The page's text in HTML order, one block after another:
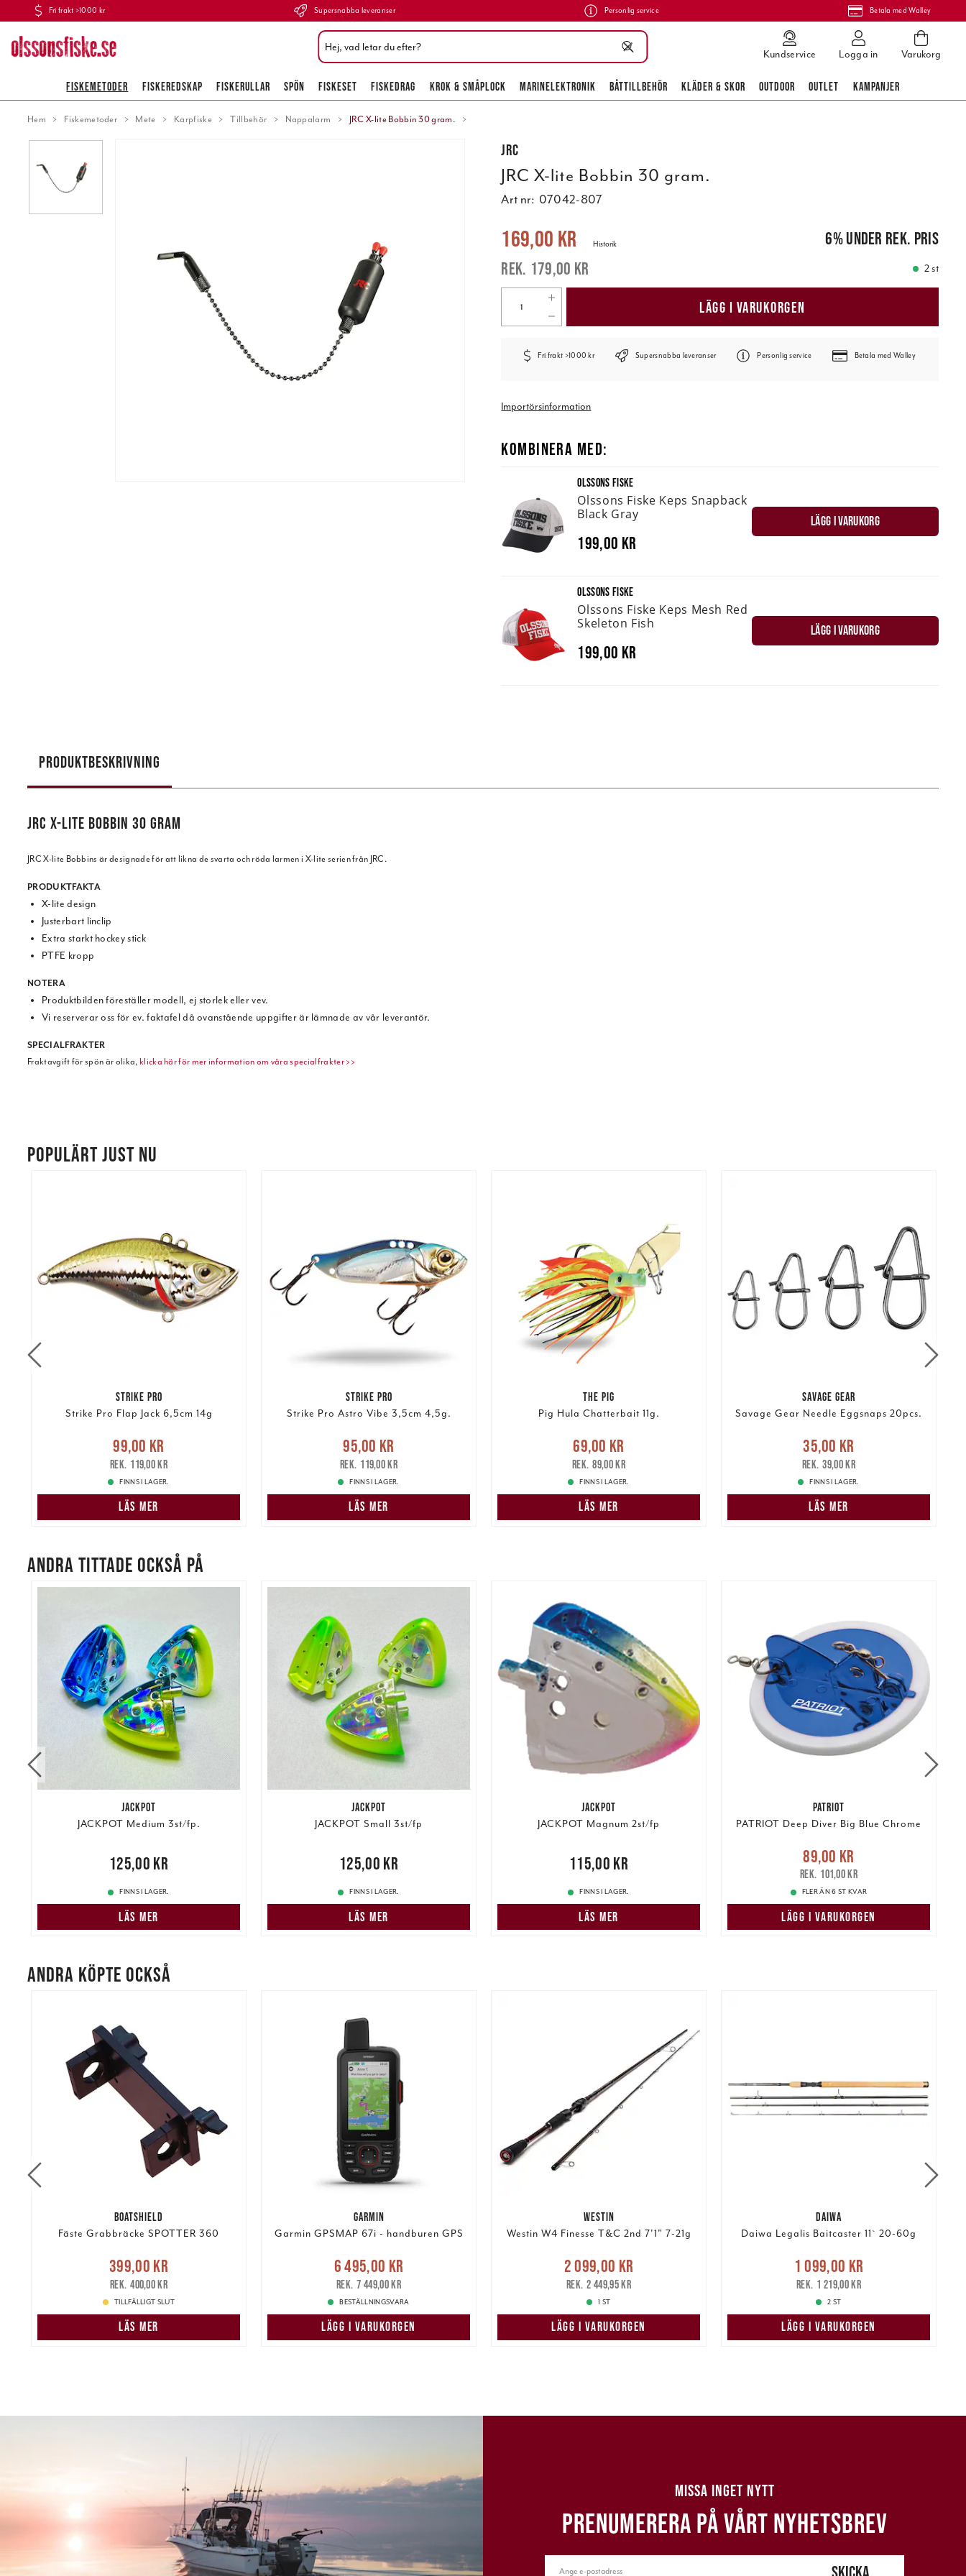
Fri frakt >1000 kr Supersnabba leveranser Personlig service Betala med Walley
Kundservice Logga in Varukorg
FISKEMETODER FISKEREDSKAP FISKERULLAR SPÖN FISKESET FISKEDRAG KROK & SMÅPLOCK MARINELEKTRONIK BÅTTILLBEHÖR KLÄDER & SKOR OUTDOOR OUTLET KAMPANJER
Hem Fiskemetoder Mete Karpfiske Tillbehör Nappalarm JRC X-lite Bobbin 30 gram.
JRC
JRC X-lite Bobbin 30 gram.
Art nr: 07042-807
Nuvarande pris:169,00 kr
169,00 kr
179,00 kr
Historik 6%under rek. pris
2 st
LÄGG I VARUKORGEN
Fri frakt >1000 kr Supersnabba leveranser Personlig service Betala med Walley
Importörsinformation
KOMBINERA MED:
OLSSONS FISKE
Olssons Fiske Keps Snapback
Black Gray
199,00 kr
LÄGG I VARUKORG
OLSSONS FISKE
Olssons Fiske Keps Mesh Red
Skeleton Fish
199,00 kr
LÄGG I VARUKORG
PRODUKTBESKRIVNING
JRC X-LITE BOBBIN 30 GRAM
JRC X-lite Bobbins är designade för att likna de svarta och röda larmen i X-lite serien från JRC.
PRODUKTFAKTA
X-lite design
Justerbart linclip
Extra starkt hockey stick
PTFE kropp
NOTERA
Produktbilden föreställer modell, ej storlek eller vev.
Vi reserverar oss för ev. faktafel då ovanstående uppgifter är lämnade av vår leverantör.
SPECIALFRAKTER
Fraktavgift för spön är olika,klicka här för mer information om våra specialfrakter >>
POPULÄRT JUST NU
STRIKE PRO
Strike Pro Flap Jack 6,5cm 14g
Nuvarande pris:99,00 kr
pris:119,00 kr
99,00 kr
119,00 kr
FINNS I LAGER.
LÄS MER
STRIKE PRO
Strike Pro Astro Vibe 3,5cm 4,5g.
Nuvarande pris:95,00 kr
pris:119,00 kr
95,00 kr
119,00 kr
FINNS I LAGER.
LÄS MER
THE PIG
Pig Hula Chatterbait 11g.
Nuvarande pris:69,00 kr
pris:89,00 kr
69,00 kr
89,00 kr
FINNS I LAGER.
LÄS MER
SAVAGE GEAR
Savage Gear Needle Eggsnaps 20pcs.
Nuvarande pris:35,00 kr
pris:39,00 kr
35,00 kr
39,00 kr
FINNS I LAGER.
LÄS MER
ANDRA TITTADE OCKSÅ PÅ
JACKPOT
JACKPOT Medium 3st/fp.
125,00 kr125,00 kr
FINNS I LAGER.
LÄS MER
JACKPOT
JACKPOT Small 3st/fp
125,00 kr125,00 kr
FINNS I LAGER.
LÄS MER
JACKPOT
JACKPOT Magnum 2st/fp
115,00 kr115,00 kr
FINNS I LAGER.
LÄS MER
PATRIOT
PATRIOT Deep Diver Big Blue Chrome
Nuvarande pris :89,00 kr
pris:101,00 kr
89,00 kr
101,00 kr
FLER ÄN 6 ST KVAR
LÄGG I VARUKORGEN
ANDRA KÖPTE OCKSÅ
BOATSHIELD
Fäste Grabbräcke SPOTTER 360
Nuvarande pris
Tidigare pris
399,00 kr
400,00 kr
TILLFÄLLIGT SLUT
LÄS MER
GARMIN
Garmin GPSMAP 67i - handburen GPS
Nuvarande pris
6 495,00 krTidigare pris
7 449,00 kr
6 495,00 kr
7 449,00 kr
BESTÄLLNINGSVARA
LÄGG I VARUKORGEN
WESTIN
Westin W4 Finesse T&C 2nd 7'1" 7-21g
Nuvarande pris
2 099,00 krTidigare pris
2 449,95 kr
2 099,00 kr
2 449,95 kr
1 ST
LÄGG I VARUKORGEN
DAIWA
Daiwa Legalis Baitcaster 11` 20-60g
Nuvarande pris
1 099,00 krTidigare pris
1 219,00 kr
1 099,00 kr
1 219,00 kr
2 ST
LÄGG I VARUKORGEN
MISSA INGET NYTT
PRENUMERERA PÅ VÅRT NYHETSBREV
SKICKA